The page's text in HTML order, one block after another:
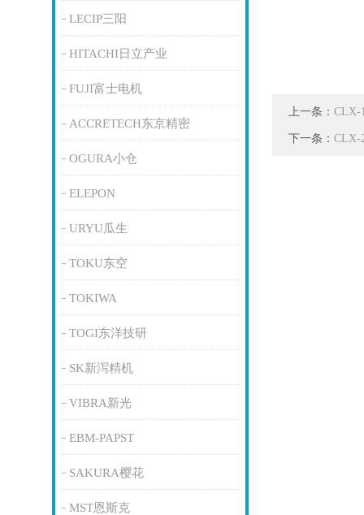
LECIP三阳
HITACHI日立产业
FUJI富士电机
ACCRETECH东京精密
OGURA小仓
ELEPON
URYU瓜生
TOKU东空
TOKIWA
TOGI东洋技研
SK新泻精机
VIBRA新光
EBM-PAPST
SAKURA樱花
MST恩斯克
上一条： CLX-
下一条： CLX-